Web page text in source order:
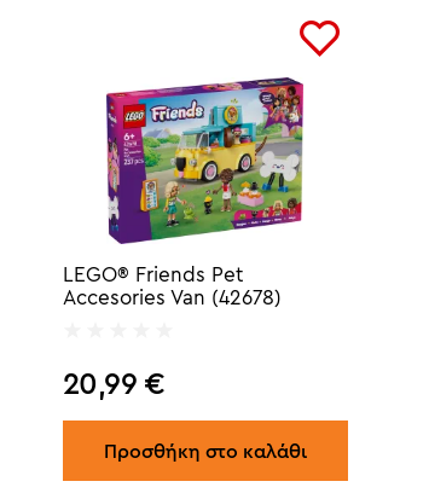
LEGO® Friends Pet
Accesories Van (42678)
20,99 €
Προσθήκη στο καλάθι